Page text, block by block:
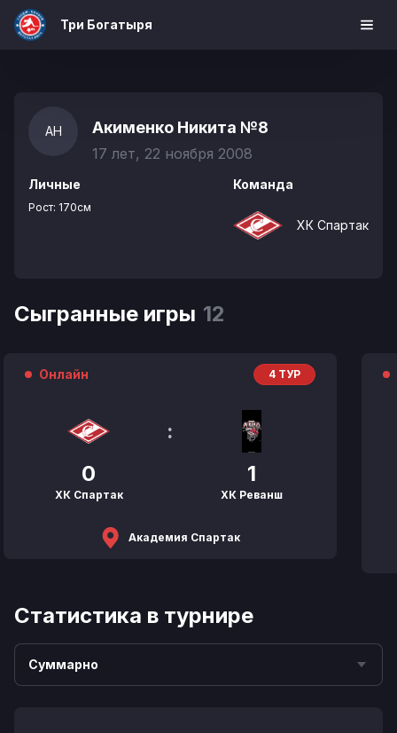
Три Богатыря
АН Акименко Никита №8
17 лет, 22 ноября 2008
Личные
Рост: 170см
Команда
ХК Спартак
Сыгранные игры 12
Онлайн 4 ТУР
0
ХК Спартак
:
1
ХК Реванш
Академия Спартак
Статистика в турнире
Суммарно